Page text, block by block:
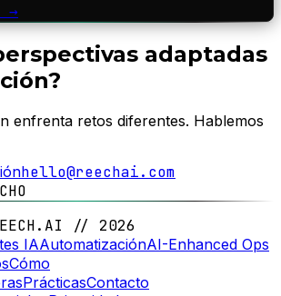
→
adaptadas
enfrenta retos diferentes. Hablemos
hello@reechai.com
// 2026
IAAutomatizaciónAI-Enhanced Ops
Cómo
PrácticasContacto